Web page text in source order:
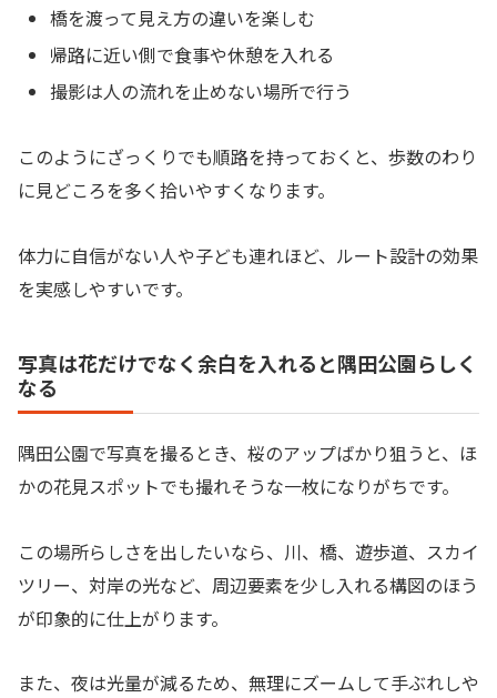
橋を渡って見え方の違いを楽しむ
帰路に近い側で食事や休憩を入れる
撮影は人の流れを止めない場所で行う
このようにざっくりでも順路を持っておくと、歩数のわり
に見どころを多く拾いやすくなります。
体力に自信がない人や子ども連れほど、ルート設計の効果
を実感しやすいです。
写真は花だけでなく余白を入れると隅田公園らしく
なる
隅田公園で写真を撮るとき、桜のアップばかり狙うと、ほ
かの花見スポットでも撮れそうな一枚になりがちです。
この場所らしさを出したいなら、川、橋、遊歩道、スカイ
ツリー、対岸の光など、周辺要素を少し入れる構図のほう
が印象的に仕上がります。
また、夜は光量が減るため、無理にズームして手ぶれしや